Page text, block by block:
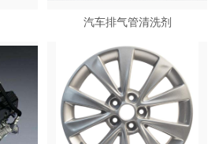
汽车排气管清洗剂